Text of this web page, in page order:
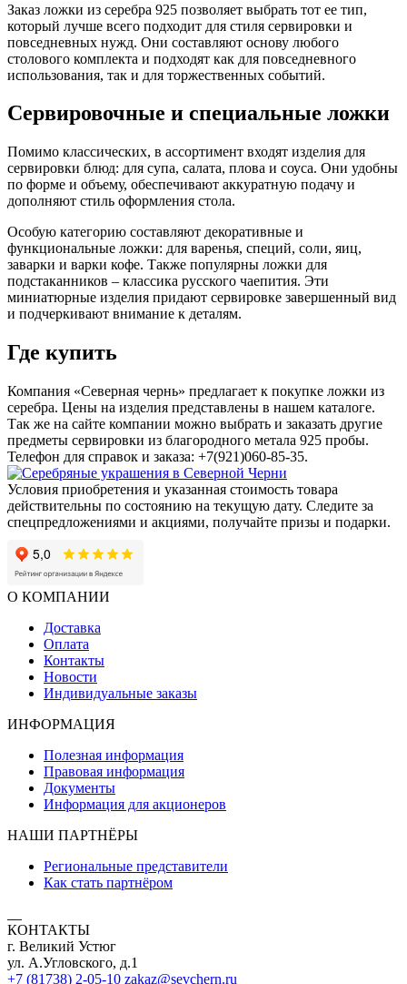
Заказ ложки из серебра 925 позволяет выбрать тот ее тип,
который лучше всего подходит для стиля сервировки и
повседневных нужд. Они составляют основу любого
столового комплекта и подходят как для повседневного
использования, так и для торжественных событий.
Сервировочные и специальные ложки
Помимо классических, в ассортимент входят изделия для
сервировки блюд: для супа, салата, плова и соуса. Они удобны
по форме и объему, обеспечивают аккуратную подачу и
дополняют стиль оформления стола.
Особую категорию составляют декоративные и
функциональные ложки: для варенья, специй, соли, яиц,
заварки и варки кофе. Также популярны ложки для
подстаканников – классика русского чаепития. Эти
миниатюрные изделия придают сервировке завершенный вид
и подчеркивают внимание к деталям.
Где купить
Компания «Северная чернь» предлагает к покупке ложки из
серебра. Цены на изделия представлены в нашем каталоге.
Так же на сайте компании можно выбрать и заказать другие
предметы сервировки из благородного метала 925 пробы.
Телефон для справок и заказа: +7(921)060-85-35.
Условия приобретения и указанная стоимость товара
действительны по состоянию на текущую дату. Следите за
спецпредложениями и акциями, получайте призы и подарки.
О КОМПАНИИ
Доставка
Оплата
Контакты
Новости
Индивидуальные заказы
ИНФОРМАЦИЯ
Полезная информация
Правовая информация
Документы
Информация для акционеров
НАШИ ПАРТНЁРЫ
Региональные представители
Как стать партнёром
КОНТАКТЫ
г. Великий Устюг
ул. А.Угловского, д.1
+7 (81738) 2-05-10 zakaz@sevchern.ru